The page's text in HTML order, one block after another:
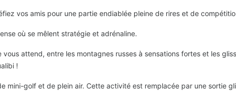
vos amis pour une partie endiablée pleine de rires et de
où se mêlent stratégie et adrénaline.
vous attend, entre les montagnes russes à sensations fortes et les
!
mini-golf et de plein air. Cette activité est remplacée par une sortie